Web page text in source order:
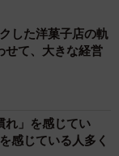
した洋菓子店の軌
て、大きな経営
れ」を感じてい
感じている人多く